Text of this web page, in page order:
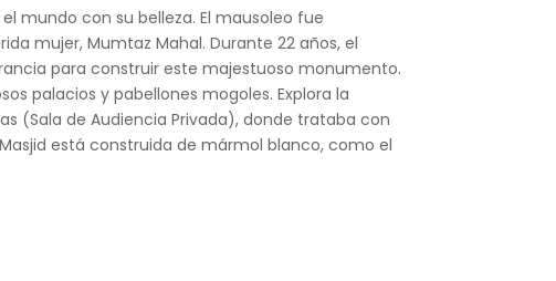
mundo con su belleza. El mausoleo fue
mujer, Mumtaz Mahal. Durante 22 años, el
para construir este majestuoso monumento.
palacios y pabellones mogoles. Explora la
(Sala de Audiencia Privada), donde trataba con
está construida de mármol blanco, como el